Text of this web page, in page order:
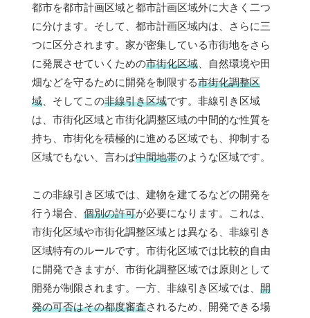
都市を都市計画区域と都市計画区域外に大きく二つ
に分けます。そして、都市計画区域内は、さらに三
つに区分されます。家が密集している市街地をさら
に発展させていくための市街化区域 、自然環境や田
畑などを守るために開発を制限する市街化調整区
域 、そしてこの非線引き区域です。非線引き区域
は、市街化区域と市街化調整区域の中間的な性質を
持ち、市街化を積極的に進める区域でも、抑制する
区域でもない、言わば中間地帯のような区域です。
この非線引き区域では、建物を建てるなどの開発を
行う場合、 個別の許可が必要になります。これは、
市街化区域や市街化調整区域とは異なる、非線引き
区域特有のルールです。市街化区域では比較的自由
に開発できますが、市街化調整区域では原則として
開発が制限されます。一方、非線引き区域では、 開
発の可否はその都度審査されるため、開発できる場